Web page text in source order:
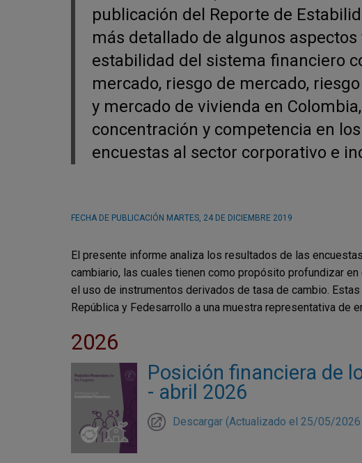
publicación del Reporte de
más detallado de algunos
estabilidad del sistema financiero
mercado, riesgo de mercado,
y mercado de vivienda en
concentración y competencia en
encuestas al sector corporativo e
FECHA DE PUBLICACIÓN MARTES, 24 DE DICIEMBRE 2019
El presente informe analiza los resultados de las
cambiario, las cuales tienen como propósito profundizar
el uso de instrumentos derivados de tasa de cambio.
República y Fedesarrollo a una muestra representativa de
2026
Posición financiera de
- abril 2026
Descargar (Actualizado el 25/05/2026